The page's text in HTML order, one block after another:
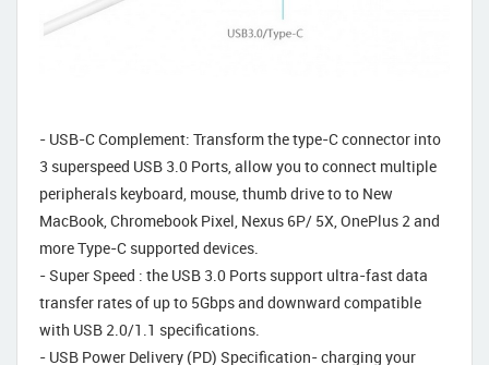
- USB-C Complement: Transform the type-C connector into
3 superspeed USB 3.0 Ports, allow you to connect multiple
peripherals keyboard, mouse, thumb drive to to New
MacBook, Chromebook Pixel, Nexus 6P/ 5X, OnePlus 2 and
more Type-C supported devices.
- Super Speed : the USB 3.0 Ports support ultra-fast data
transfer rates of up to 5Gbps and downward compatible
with USB 2.0/1.1 specifications.
- USB Power Delivery (PD) Specification- charging your